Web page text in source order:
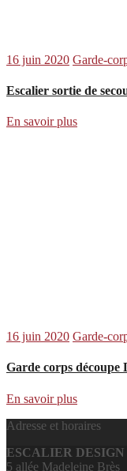
16 juin 2020 Garde-
Escalier sortie de
En savoir plus
16 juin 2020 Garde-
Garde corps découpe
En savoir plus
Adresse et horaires
ESCALIER DESIGN
5 allée Madeleine Brès